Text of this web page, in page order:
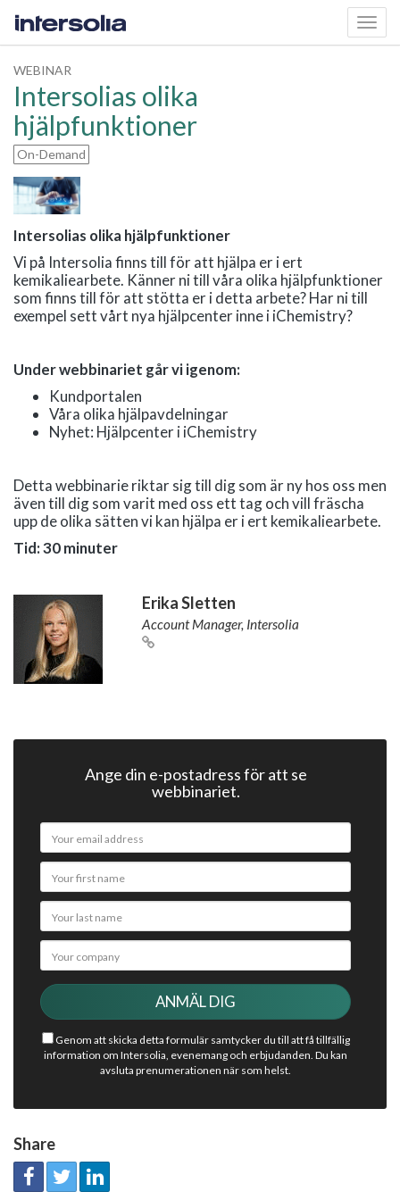
WEBINAR
Intersolias olika
hjälpfunktioner
On-Demand
Intersolias olika hjälpfunktioner
Vi på Intersolia finns till för att hjälpa er i ert
kemikaliearbete. Känner ni till våra olika hjälpfunktioner
som finns till för att stötta er i detta arbete? Har ni till
exempel sett vårt nya hjälpcenter inne i iChemistry?
Under webbinariet går vi igenom:
Kundportalen
Våra olika hjälpavdelningar
Nyhet: Hjälpcenter i iChemistry
Detta webbinarie riktar sig till dig som är ny hos oss men
även till dig som varit med oss ett tag och vill fräscha
upp de olika sätten vi kan hjälpa er i ert kemikaliearbete.
Tid: 30 minuter
Erika Sletten
Account Manager, Intersolia
Ange din e-postadress för att se
webbinariet.
Genom att skicka detta formulär samtycker du till att få tillfällig
information om Intersolia, evenemang och erbjudanden. Du kan
avsluta prenumerationen när som helst.
Share